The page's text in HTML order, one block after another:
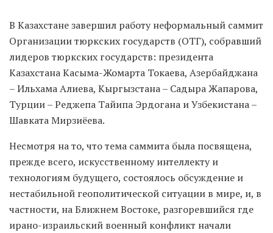
В Казахстане завершил работу неформальный саммит
Организации тюркских государств (ОТГ), собравший
лидеров тюркских государств: президента
Казахстана Касыма-Жомарта Токаева, Азербайджана
– Ильхама Алиева, Кыргызстана – Садыра Жапарова,
Турции – Реджепа Тайипа Эрдогана и Узбекистана –
Шавката Мирзиёева.
Несмотря на то, что тема саммита была посвящена,
прежде всего, искусственному интеллекту и
технологиям будущего, состоялось обсуждение и
нестабильной геополитической ситуации в мире, и, в
частности, на Ближнем Востоке, разгоревшийся где
ирано-израильский военный конфликт начали